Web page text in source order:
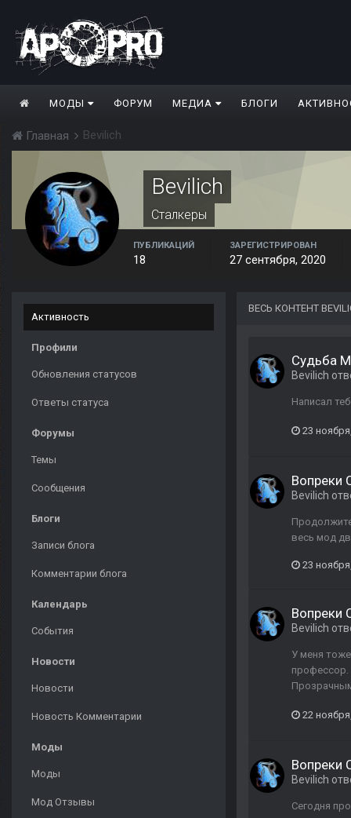
МОДЫ ФОРУМ МЕДИА БЛОГИ
Главная Bevilich
Bevilich
Сталкеры
ПУБЛИКАЦИЙ
18
ЗАРЕГИСТРИРОВАН
27 сентября, 2020
Активность
Профили
Обновления статусов
Ответы статуса
Форумы
Темы
Сообщения
Блоги
Записи блога
Комментарии блога
Календарь
События
Новости
Новости
Новость Комментарии
Моды
Моды
Мод Отзывы
ВЕСЬ КОНТЕНТ
Судьба
Bevilich
Написал
23
Вопреки
Bevilich
весь мод
23
Вопреки
Bevilich
У меня
профессор.
22
Вопреки
Bevilich
Сегодня